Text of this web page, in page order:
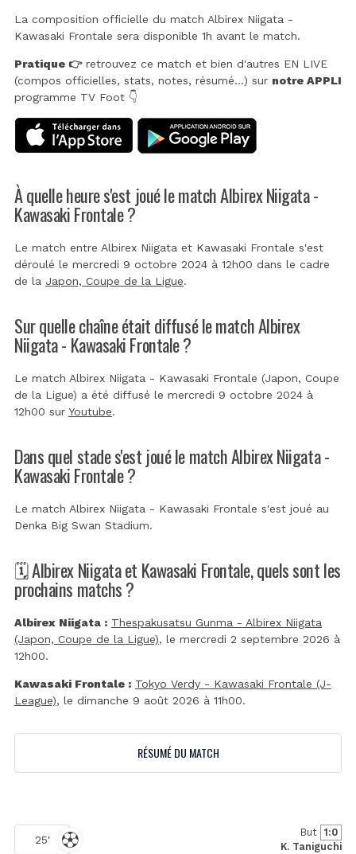
La composition officielle du match Albirex Niigata -
Kawasaki Frontale sera disponible 1h avant le match.
Pratique 👉retrouvez ce match et bien d'autres EN LIVE
(compos officielles, stats, notes, résumé...) sur notre APPLI
programme TV Foot 👇
À quelle heure s'est joué le match Albirex Niigata -
Kawasaki Frontale ?
Le match entre Albirex Niigata et Kawasaki Frontale s'est
déroulé le mercredi 9 octobre 2024 à 12h00 dans le cadre
de la Japon, Coupe de la Ligue.
Sur quelle chaîne était diffusé le match Albirex
Niigata - Kawasaki Frontale ?
Le match Albirex Niigata - Kawasaki Frontale (Japon, Coupe
de la Ligue) a été diffusé le mercredi 9 octobre 2024 à
12h00 sur Youtube.
Dans quel stade s'est joué le match Albirex Niigata -
Kawasaki Frontale ?
Le match Albirex Niigata - Kawasaki Frontale s'est joué au
Denka Big Swan Stadium.
🗓️ Albirex Niigata et Kawasaki Frontale, quels sont les
prochains matchs ?
Albirex Niigata : Thespakusatsu Gunma - Albirex Niigata
(Japon, Coupe de la Ligue), le mercredi 2 septembre 2026 à
12h00.
Kawasaki Frontale : Tokyo Verdy - Kawasaki Frontale (J-
League), le dimanche 9 août 2026 à 11h00.
RÉSUMÉ DU MATCH
25'
But 1:0
K. Taniguchi